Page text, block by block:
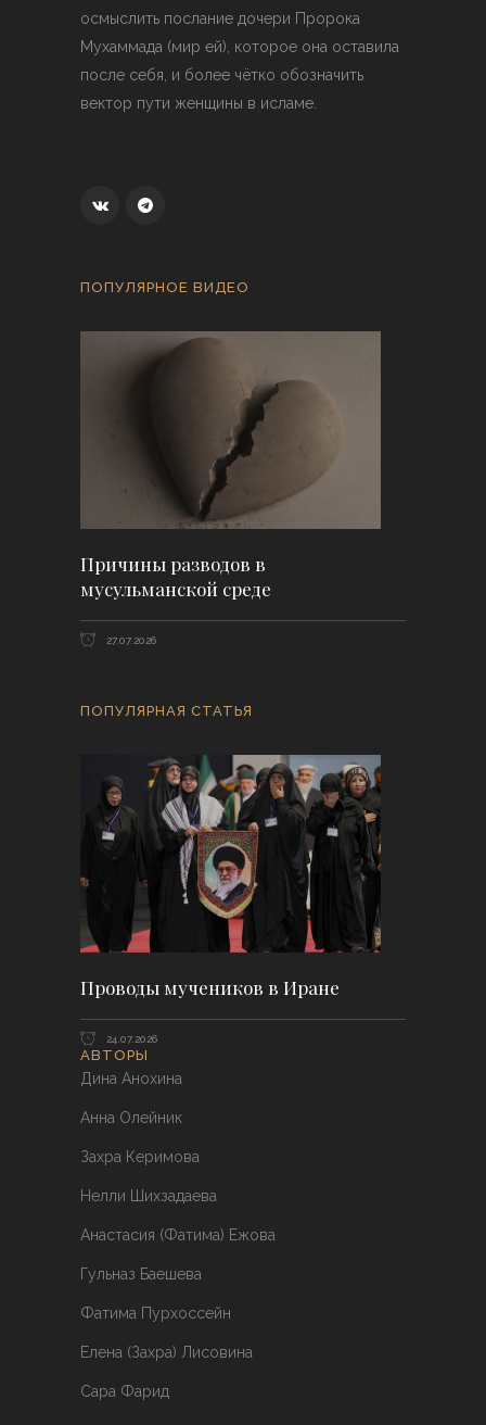
осмыслить послание дочери Пророка
Мухаммада (мир ей), которое она оставила
после себя, и более чётко обозначить
вектор пути женщины в исламе.
ПОПУЛЯРНОЕ ВИДЕО
Причины разводов в
мусульманской среде
27.07.2026
ПОПУЛЯРНАЯ СТАТЬЯ
Проводы мучеников в Иране
24.07.2026
АВТОРЫ
Дина Анохина
Анна Олейник
Захра Керимова
Нелли Шихзадаева
Анастасия (Фатима) Ежова
Гульназ Баешева
Фатима Пурхоссейн
Елена (Захра) Лисовина
Сара Фарид